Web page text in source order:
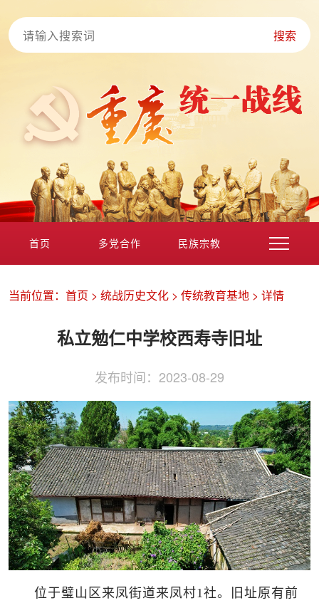
搜索
首页 多党合作 民族宗教
侨务工作 区县动态 统战历史文化
当前位置： 首页 > 统战历史文化 > 传统教育基地 > 详情
私立勉仁中学校西寿寺旧址
发布时间： 2023-08-29
位于璧山区来凤街道来凤村1社。旧址原有前